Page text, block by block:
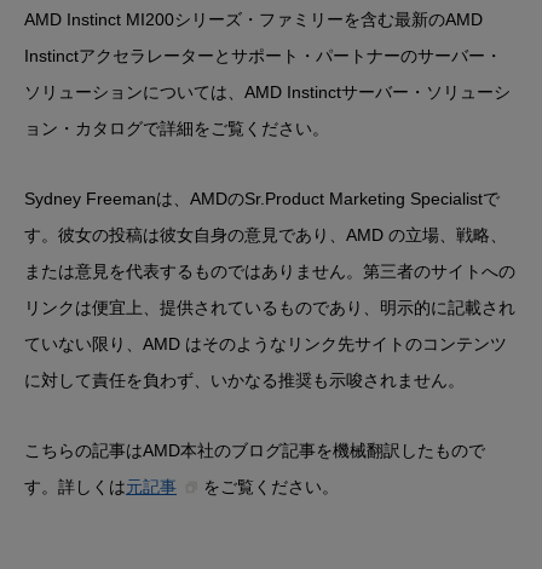
AMD Instinct MI200シリーズ・ファミリーを含む最新のAMD
Instinctアクセラレーターとサポート・パートナーのサーバー・
ソリューションについては、AMD Instinctサーバー・ソリューシ
ョン・カタログで詳細をご覧ください。
Sydney Freemanは、AMDのSr.Product Marketing Specialistで
す。彼女の投稿は彼女自身の意見であり、AMD の立場、戦略、
または意見を代表するものではありません。第三者のサイトへの
リンクは便宜上、提供されているものであり、明示的に記載され
ていない限り、AMD はそのようなリンク先サイトのコンテンツ
に対して責任を負わず、いかなる推奨も示唆されません。
こちらの記事はAMD本社のブログ記事を機械翻訳したもので
す。詳しくは元記事 をご覧ください。